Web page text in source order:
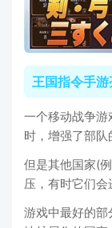
王国指令手游
一个移动战争
时，增强了部队
但是其他国家(
压，有时它们会
游戏中最好的